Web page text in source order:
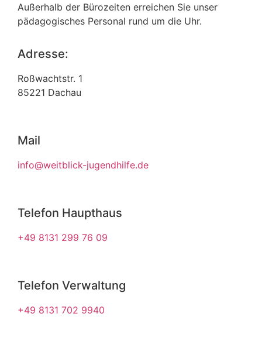
Außerhalb der Bürozeiten erreichen Sie unser
pädagogisches Personal rund um die Uhr.
Adresse:
Roßwachtstr. 1
85221 Dachau
Mail
info@weitblick-jugendhilfe.de
Telefon Haupthaus
+49 8131 299 76 09
Telefon Verwaltung
+49 8131 702 9940